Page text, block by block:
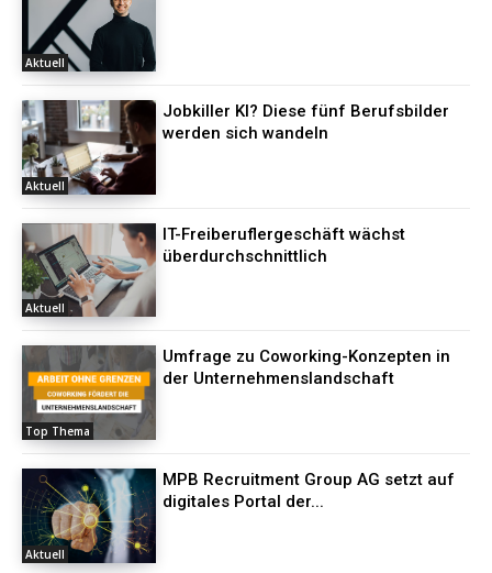
Aktuell
Aktuell
Jobkiller KI? Diese fünf Berufsbilder
werden sich wandeln
Aktuell
IT-Freiberuflergeschäft wächst
überdurchschnittlich
Top Thema
Umfrage zu Coworking-Konzepten in
der Unternehmenslandschaft
Aktuell
MPB Recruitment Group AG setzt auf
digitales Portal der...